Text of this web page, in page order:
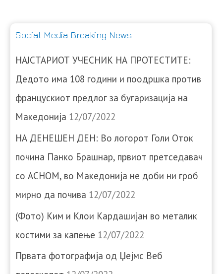
Social Media Breaking News
НАЈСТАРИОТ УЧЕСНИК НА ПРОТЕСТИТЕ:
Дедото има 108 години и поодршка против
францускиот предлог за бугаризација на
Македонија 12/07/2022
НА ДЕНЕШЕН ДЕН: Во логорот Голи Оток
почина Панко Брашнар, првиот претседавач
со АСНОМ, во Македонија не доби ни гроб
мирно да почива 12/07/2022
(Фото) Ким и Клои Кардашијан во металик
костими за капење 12/07/2022
Првата фотографија од Џејмс Веб